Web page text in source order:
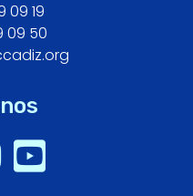
09 19
09 50